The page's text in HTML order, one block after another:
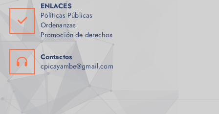
ENLACES
Políticas Públicas
Ordenanzas
Promoción de derechos
Contactos
cpicayambe@gmail.com